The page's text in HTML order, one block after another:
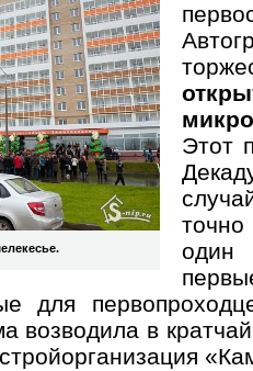
Этот
один
для
возводила в